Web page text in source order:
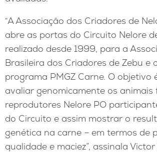
“A Associação dos Criadores de
abre as portas do Circuito Nelore
realizado desde 1999, para a
Brasileira dos Criadores de Zebu e
programa PMGZ Carne. O objetivo
avaliar genomicamente os animais
reprodutores Nelore PO
do Circuito e assim mostrar o
genética na carne – em termos de
qualidade e maciez”, assinala